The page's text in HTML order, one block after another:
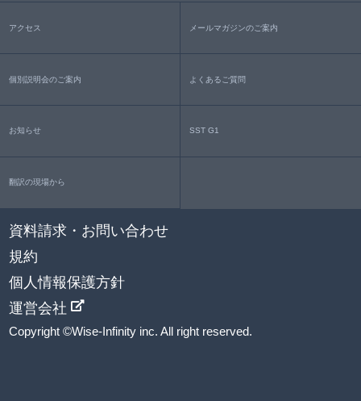
アクセス メールマガジンのご案内
個別説明会のご案内 よくあるご質問
お知らせ SST G1
翻訳の現場から
資料請求・お問い合わせ
規約
個人情報保護方針
運営会社
Copyright ©Wise-Infinity inc. All right reserved.